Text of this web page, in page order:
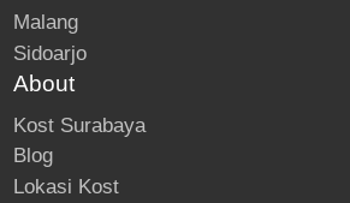
Malang
Sidoarjo
About
Kost Surabaya
Blog
Lokasi Kost